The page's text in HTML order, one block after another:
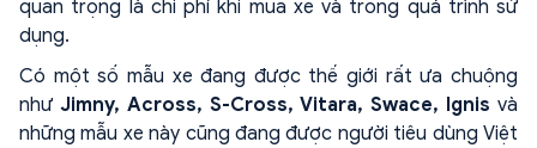
quan trọng là chi phí khi mua xe và trong quá trình sử
dụng.
Có một số mẫu xe đang được thế giới rất ưa chuộng
như Jimny, Across, S-Cross,Vitara,Swace, Ignis và
những mẫu xe này cũng đang được người tiêu dùng Việt